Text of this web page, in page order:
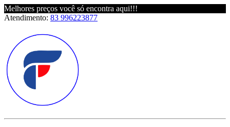
Melhores preços você só encontra aqui!!!
Atendimento: 83 996223877